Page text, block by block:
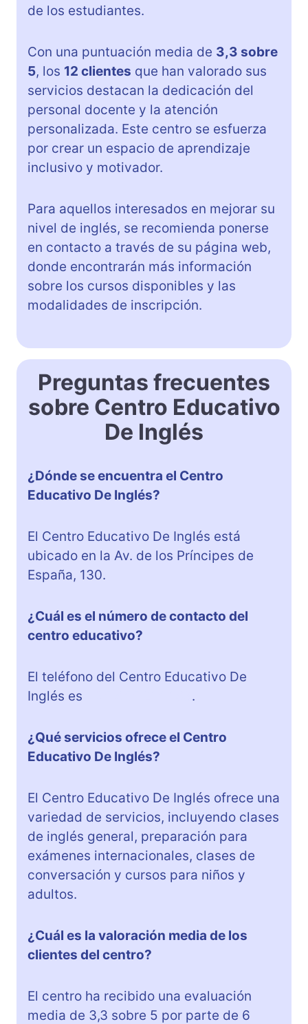
de los estudiantes.
Con una puntuación media de 3,3 sobre
5, los 12 clientes que han valorado sus
servicios destacan la dedicación del
personal docente y la atención
personalizada. Este centro se esfuerza
por crear un espacio de aprendizaje
inclusivo y motivador.
Para aquellos interesados en mejorar su
nivel de inglés, se recomienda ponerse
en contacto a través de su página web,
donde encontrarán más información
sobre los cursos disponibles y las
modalidades de inscripción.
Preguntas frecuentes
sobre Centro Educativo
De Inglés
¿Dónde se encuentra el Centro
Educativo De Inglés?
El Centro Educativo De Inglés está
ubicado en la Av. de los Príncipes de
España, 130.
¿Cuál es el número de contacto del
centro educativo?
El teléfono del Centro Educativo De
Inglés es
.
¿Qué servicios ofrece el Centro
Educativo De Inglés?
El Centro Educativo De Inglés ofrece una
variedad de servicios, incluyendo clases
de inglés general, preparación para
exámenes internacionales, clases de
conversación y cursos para niños y
adultos.
¿Cuál es la valoración media de los
clientes del centro?
El centro ha recibido una evaluación
media de 3,3 sobre 5 por parte de 6